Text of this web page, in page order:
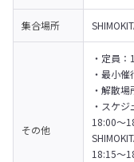
集合場所
その他
・定員：
・最小
・解散場
・スケジ
18:00〜
18:15〜